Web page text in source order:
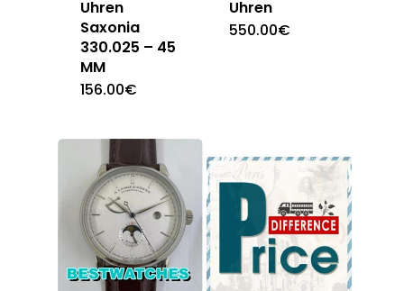
Uhren
Saxonia
330.025 – 45
MM
156.00€
Uhren
550.00€